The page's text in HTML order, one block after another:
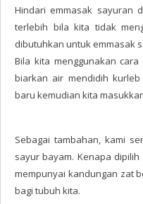
Hindari emmasak sayuran
terlebih bila kita tidak
dibutuhkan untuk emmasak
Bila kita menggunakan
biarkan air mendidih
baru kemudian kita
Sebagai tambahan, kami
sayur bayam. Kenapa
mempunyai kandungan zat
bagi tubuh kita.